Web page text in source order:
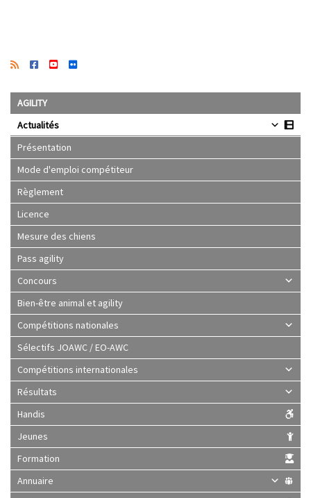
AGILITY
Actualités
Présentation
Mode d'emploi compétiteur
Règlement
Licence
Mesure des chiens
Pass agility
Concours
Bien-être animal et agility
Compétitions nationales
Sélectifs JOAWC / EO-AWC
Compétitions internationales
Résultats
Handis
Jeunes
Formation
Annuaire